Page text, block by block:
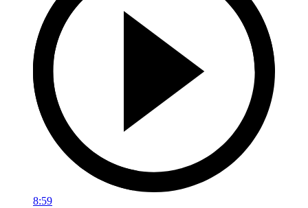
8:59